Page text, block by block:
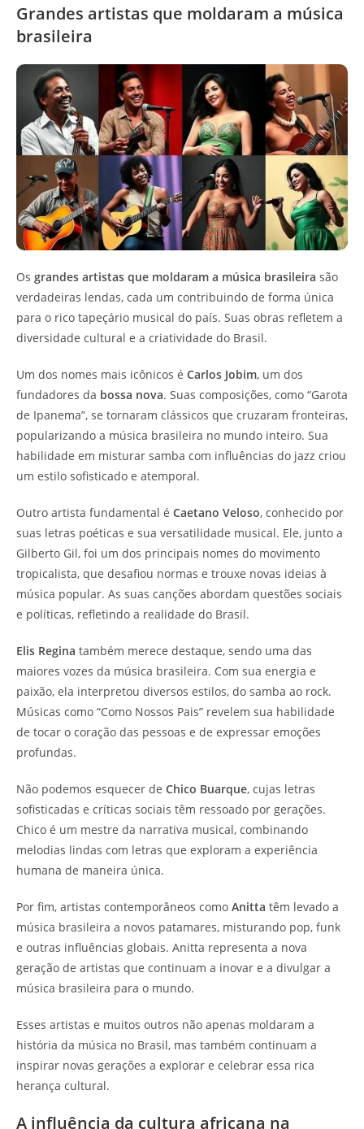
Grandes artistas que moldaram a música
brasileira
Os grandes artistas que moldaram a música brasileira são
verdadeiras lendas, cada um contribuindo de forma única
para o rico tapeçário musical do país. Suas obras refletem a
diversidade cultural e a criatividade do Brasil.
Um dos nomes mais icônicos é Carlos Jobim, um dos
fundadores da bossa nova. Suas composições, como “Garota
de Ipanema”, se tornaram clássicos que cruzaram fronteiras,
popularizando a música brasileira no mundo inteiro. Sua
habilidade em misturar samba com influências do jazz criou
um estilo sofisticado e atemporal.
Outro artista fundamental é Caetano Veloso, conhecido por
suas letras poéticas e sua versatilidade musical. Ele, junto a
Gilberto Gil, foi um dos principais nomes do movimento
tropicalista, que desafiou normas e trouxe novas ideias à
música popular. As suas canções abordam questões sociais
e políticas, refletindo a realidade do Brasil.
Elis Regina também merece destaque, sendo uma das
maiores vozes da música brasileira. Com sua energia e
paixão, ela interpretou diversos estilos, do samba ao rock.
Músicas como “Como Nossos Pais” revelem sua habilidade
de tocar o coração das pessoas e de expressar emoções
profundas.
Não podemos esquecer de Chico Buarque, cujas letras
sofisticadas e críticas sociais têm ressoado por gerações.
Chico é um mestre da narrativa musical, combinando
melodias lindas com letras que exploram a experiência
humana de maneira única.
Por fim, artistas contemporâneos como Anitta têm levado a
música brasileira a novos patamares, misturando pop, funk
e outras influências globais. Anitta representa a nova
geração de artistas que continuam a inovar e a divulgar a
música brasileira para o mundo.
Esses artistas e muitos outros não apenas moldaram a
história da música no Brasil, mas também continuam a
inspirar novas gerações a explorar e celebrar essa rica
herança cultural.
A influência da cultura africana na